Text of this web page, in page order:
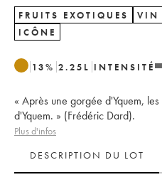
FRUITS EXOTIQUES
VIN
ICÔNE
13% 2.25 L INTENSITÉ
« Après une gorgée d'Yquem,
d'Yquem. » (Frédéric Dard).
Plus d'infos
DESCRIPTION DU LOT